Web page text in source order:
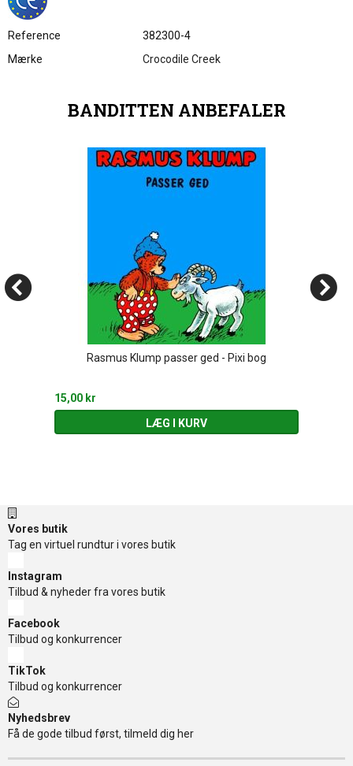
Reference
382300-4
Mærke
Crocodile Creek
BANDITTEN ANBEFALER
Rasmus Klump passer ged - Pixi bog
15,00 kr
LÆG I KURV
Vores butik
Tag en virtuel rundtur i vores butik
Instagram
Tilbud & nyheder fra vores butik
Facebook
Tilbud og konkurrencer
TikTok
Tilbud og konkurrencer
Nyhedsbrev
Få de gode tilbud først, tilmeld dig her